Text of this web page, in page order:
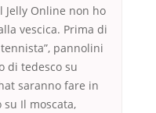
Jelly Online non ho
vescica. Prima di
pannolini
di tedesco su
saranno fare in
Il moscata,